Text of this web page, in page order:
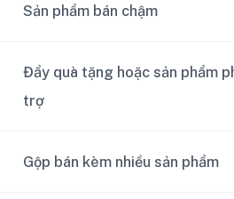
Sản phẩm bán chậm
Đẩy quà tặng hoặc sản phẩm
trợ
Gộp bán kèm nhiều sản phẩm